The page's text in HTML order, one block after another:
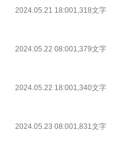
2024.05.21 18:001,318文字
2024.05.22 08:001,379文字
2024.05.22 18:001,340文字
2024.05.23 08:001,831文字